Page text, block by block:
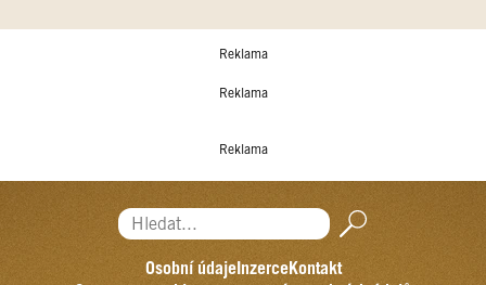
Reklama
Reklama
Reklama
Hledat...
Osobní údajeInzerceKontakt